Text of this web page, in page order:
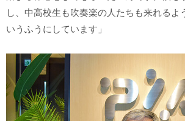
し、中高校生も吹奏楽の人たちも来れるよ
いうふうにしています」